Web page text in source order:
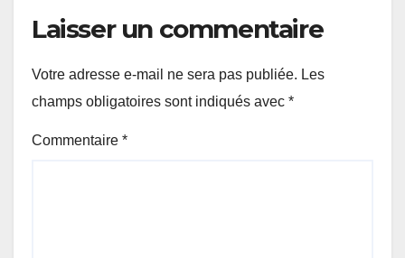
Laisser un commentaire
Votre adresse e-mail ne sera pas publiée. Les
champs obligatoires sont indiqués avec *
Commentaire *